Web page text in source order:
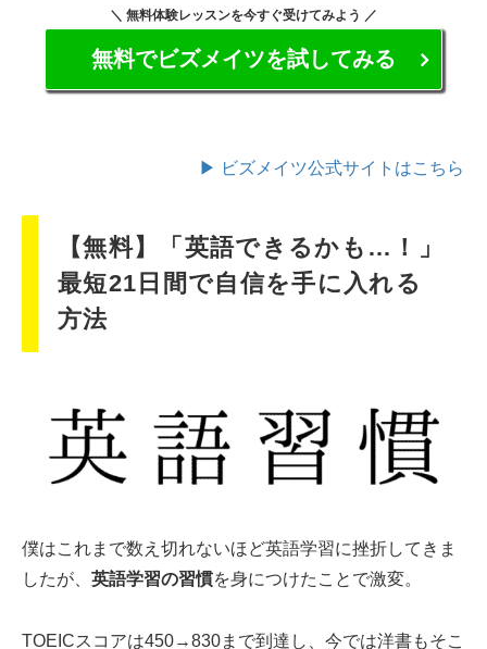
＼ 無料体験レッスンを今すぐ受けてみよう ／
無料でビズメイツを試してみる
▶ ビズメイツ公式サイトはこちら
【無料】「英語できるかも…！」
最短21日間で自信を手に入れる
方法
僕はこれまで数え切れないほど英語学習に挫折してきま
したが、 英語学習の習慣を身につけたことで激変。
TOEICスコアは450→830まで到達し、今では洋書もそこ